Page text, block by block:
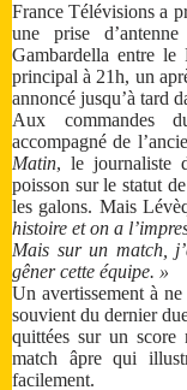
France Télévisions a
une prise
Gambardella entre
principal à 21h, un
annoncé jusqu’à tard
Aux commandes
accompagné de
Matin, le journaliste
poisson sur le statut
les galons. Mais
histoire et on a
Mais sur un match,
gêner cette équipe. »
Un avertissement à
souvient du dernier
quittées sur un
match âpre qui
facilement.